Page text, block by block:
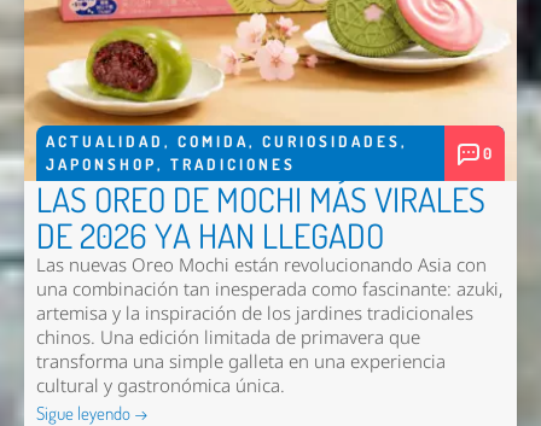
ACTUALIDAD , COMIDA, CURIOSIDADES,
JAPONSHOP, TRADICIONES
0
LAS OREO DE MOCHI MÁS VIRALES
DE 2026 YA HAN LLEGADO
Las nuevas Oreo Mochi están revolucionando Asia con
una combinación tan inesperada como fascinante: azuki,
artemisa y la inspiración de los jardines tradicionales
chinos. Una edición limitada de primavera que
transforma una simple galleta en una experiencia
cultural y gastronómica única.
Sigue leyendo →